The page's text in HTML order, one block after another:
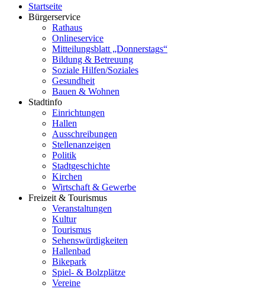
Startseite
Bürgerservice
Rathaus
Onlineservice
Mitteilungsblatt „Donnerstags“
Bildung & Betreuung
Soziale Hilfen/Soziales
Gesundheit
Bauen & Wohnen
Stadtinfo
Einrichtungen
Hallen
Ausschreibungen
Stellenanzeigen
Politik
Stadtgeschichte
Kirchen
Wirtschaft & Gewerbe
Freizeit & Tourismus
Veranstaltungen
Kultur
Tourismus
Sehenswürdigkeiten
Hallenbad
Bikepark
Spiel- & Bolzplätze
Vereine